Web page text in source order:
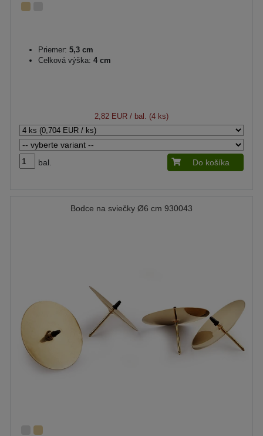
Priemer: 5,3 cm
Celková výška: 4 cm
2,82 EUR / bal. (4 ks)
bal. Do košíka
Bodce na sviečky Ø6 cm 930043